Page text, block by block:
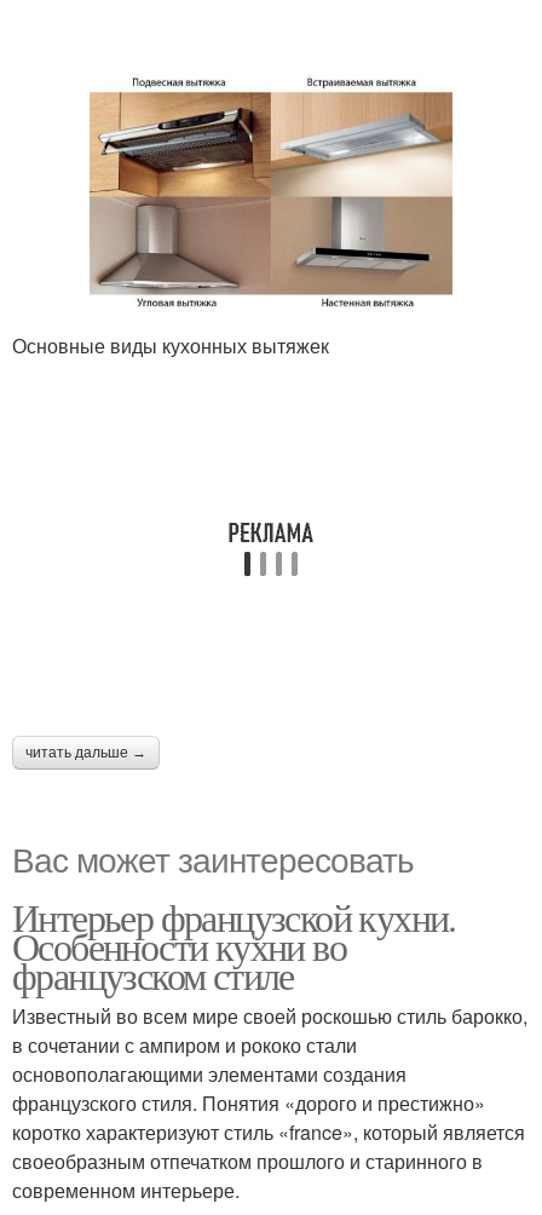
Основные виды кухонных вытяжек
читать дальше →
Вас может заинтересовать
Интерьер французской кухни.
Особенности кухни во
французском стиле
Известный во всем мире своей роскошью стиль барокко,
в сочетании с ампиром и рококо стали
основополагающими элементами создания
французского стиля. Понятия «дорого и престижно»
коротко характеризуют стиль «france», который является
своеобразным отпечатком прошлого и старинного в
современном интерьере.